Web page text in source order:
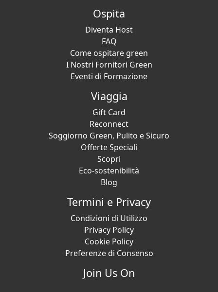
Ospita
Diventa Host
FAQ
Come ospitare green
I Nostri Fornitori Green
Eventi di Formazione
Viaggia
Gift Card
Reconnect
Soggiorno Green, Pulito e Sicuro
Offerte Speciali
Scopri
Eco-sostenibilità
Blog
Termini e Privacy
Condizioni di Utilizzo
Privacy Policy
Cookie Policy
Preferenze di Consenso
Join Us On